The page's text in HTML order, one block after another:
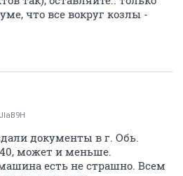
что все вокруг козлы -
документы в г. Обь.
может и меньше.
есть не страшно. Всем